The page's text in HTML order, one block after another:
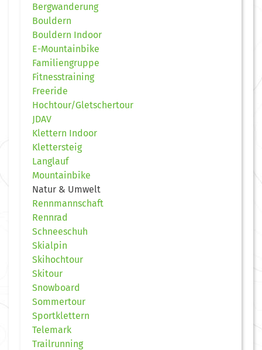
Bergwanderung
Bouldern
Bouldern Indoor
E-Mountainbike
Familiengruppe
Fitnesstraining
Freeride
Hochtour/Gletschertour
JDAV
Klettern Indoor
Klettersteig
Langlauf
Mountainbike
Natur & Umwelt
Rennmannschaft
Rennrad
Schneeschuh
Skialpin
Skihochtour
Skitour
Snowboard
Sommertour
Sportklettern
Telemark
Trailrunning